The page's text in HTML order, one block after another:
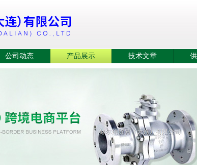
公司动态 产品展示 技术文章